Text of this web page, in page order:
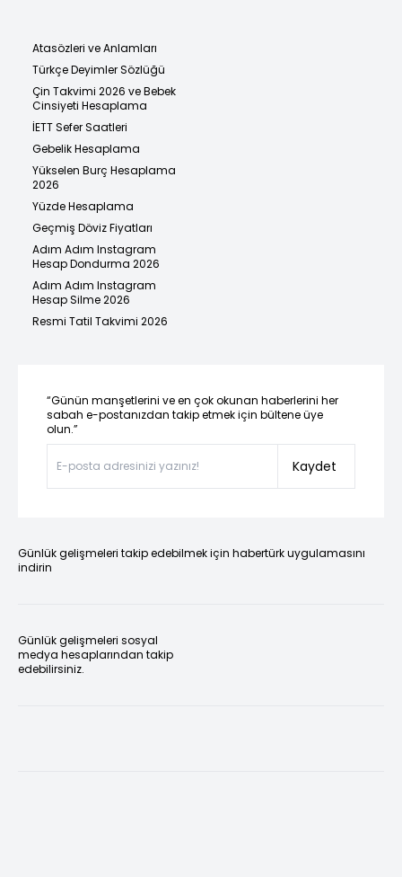
Atasözleri ve Anlamları
Türkçe Deyimler Sözlüğü
Çin Takvimi 2026 ve Bebek
Cinsiyeti Hesaplama
İETT Sefer Saatleri
Gebelik Hesaplama
Yükselen Burç Hesaplama
2026
Yüzde Hesaplama
Geçmiş Döviz Fiyatları
Adım Adım Instagram
Hesap Dondurma 2026
Adım Adım Instagram
Hesap Silme 2026
Resmi Tatil Takvimi 2026
“Günün manşetlerini ve en çok okunan haberlerini her
sabah e-postanızdan takip etmek için bültene üye
olun.”
Kaydet
Günlük gelişmeleri takip edebilmek için habertürk uygulamasını
indirin
Günlük gelişmeleri sosyal
medya hesaplarından takip
edebilirsiniz.